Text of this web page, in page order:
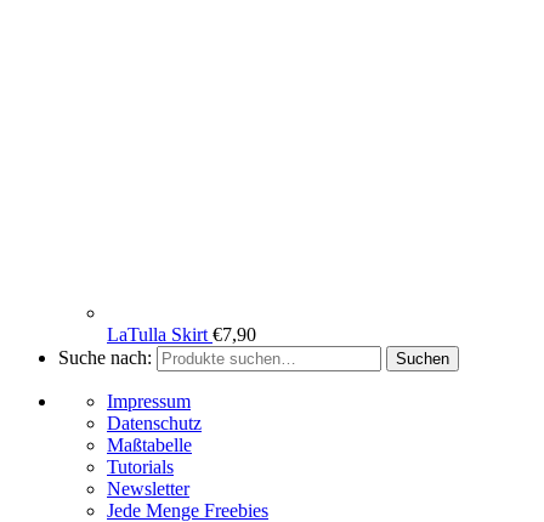
LaTulla Skirt €7,90
Suche nach:
Suchen
Impressum
Datenschutz
Maßtabelle
Tutorials
Newsletter
Jede Menge Freebies